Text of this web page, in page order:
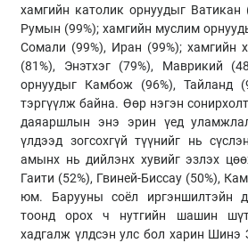
хамгийн католик орнуудыг Ватикан
Румын (99%); хамгийн муслим
Сомали (99%), Иран (99%); хамгийн
(81%), Энэтхэг (79%), Маврикий
орнуудыг Камбож (96%), Тайланд
тэргүүлж байна. Өөр нэгэн
даяаршлын энэ эрин үед
үлдээд зогсохгүй түүнийг нь
амынх нь дийлэнх хувийг эзлэх
Гаити (52%), Гвиней-Биссау (50%),
юм. Барууны соёл иргэншилтэйн
тоонд орох ч нутгийн шашин
хадгалж үлдсэн улс бол харин Шинэ